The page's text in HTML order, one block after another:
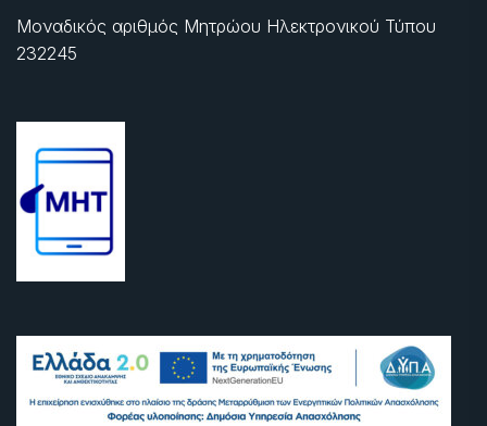
Μοναδικός αριθμός Μητρώου Ηλεκτρονικού Τύπου
232245